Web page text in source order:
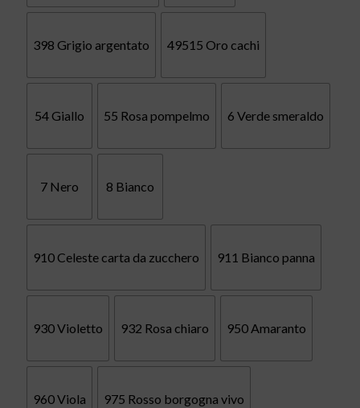
398 Grigio argentato 49515 Oro cachi
54 Giallo 55 Rosa pompelmo 6 Verde smeraldo
7 Nero 8 Bianco
910 Celeste carta da zucchero 911 Bianco panna
930 Violetto 932 Rosa chiaro 950 Amaranto
960 Viola 975 Rosso borgogna vivo